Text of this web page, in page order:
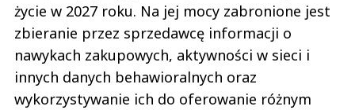
życie w 2027 roku. Na jej mocy zabronione jest
zbieranie przez sprzedawcę informacji o
nawykach zakupowych, aktywności w sieci i
innych danych behawioralnych oraz
wykorzystywanie ich do oferowanie różnym